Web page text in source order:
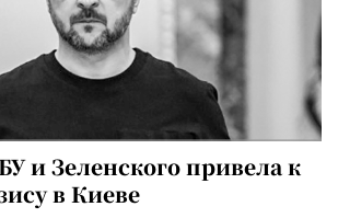
и Зеленского привела к
в Киеве